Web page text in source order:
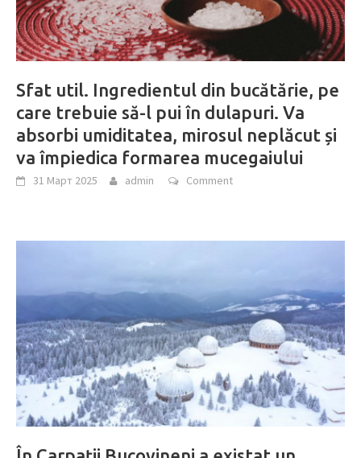
Sfat util. Ingredientul din bucătărie, pe
care trebuie să-l pui în dulapuri. Va
absorbi umiditatea, mirosul neplăcut și
va împiedica formarea mucegaiului
31 Март 2025 admin Comment